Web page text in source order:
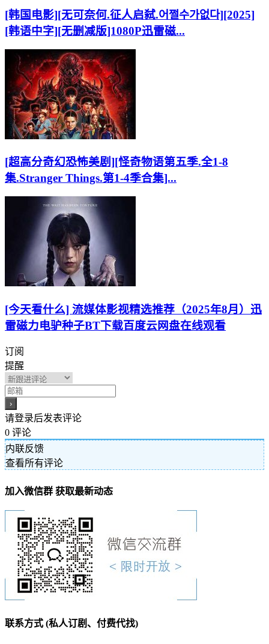
[韩国电影][无可奈何.征人启弑.어쩔수가없다][2025]
[韩语中字][无删减版]1080P迅雷磁...
[超高分奇幻恐怖美剧][怪奇物语第五季.全1-8
集.Stranger Things.第1-4季合集]...
[今天看什么] 流媒体影视精选推荐（2025年8月）迅
雷磁力电驴种子BT下载百度云网盘在线观看
订阅
提醒
请登录后发表评论
0 评论
内联反馈
查看所有评论
加入微信群 获取最新动态
联系方式 (私人订剧、付费代找)